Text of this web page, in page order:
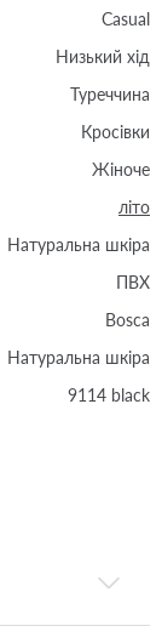
Casual
Низький хід
Туреччина
Кросівки
Жіноче
літо
Натуральна шкіра
ПВХ
Bosca
Натуральна шкіра
9114 black